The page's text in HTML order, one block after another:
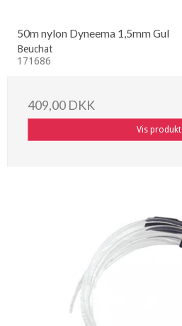
50m nylon Dyneema 1,5mm Gul
Beuchat
171686
409,00 DKK
Vis produkt